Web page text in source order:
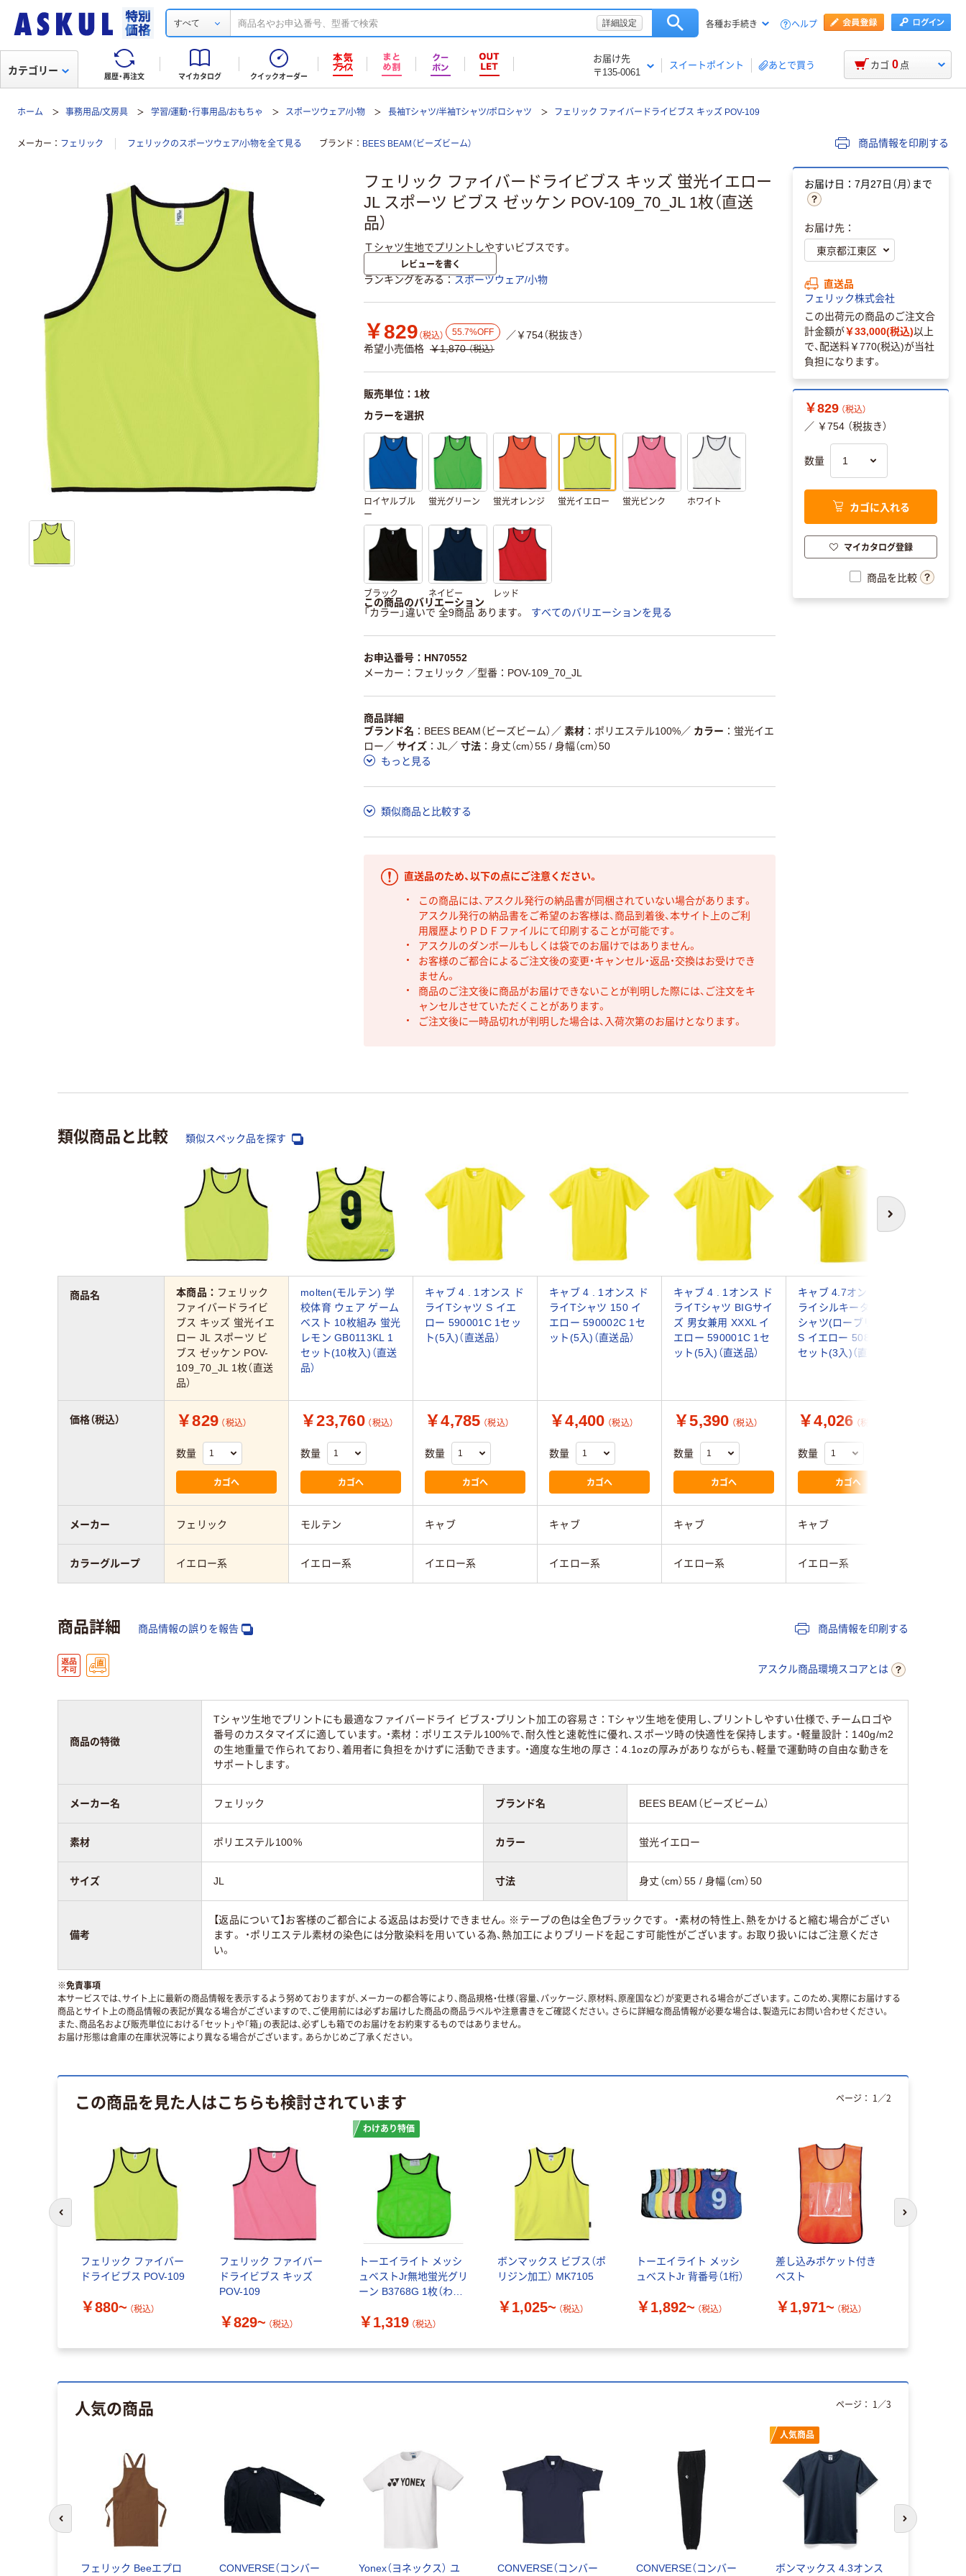
すべて 詳細設定 各種お手続き ヘルプ
履歴・再注文 マイカタログ クイックオーダー
お届け先
〒135-0061
スイートポイント あとで買う
カテゴリー カゴ 0 点
ホーム 事務用品/文房具 学習/運動・行事用品/おもちゃ スポーツウェア/小物 長袖Tシャツ/半袖Tシャツ/ポロシャツ フェリック ファイバードライビブス キッズ POV-109
メーカー フェリック フェリックのスポーツウェア/小物を全て見る ブランド BEES BEAM（ビーズビーム） 商品情報を印刷する
フェリック ファイバードライビブス キッズ 蛍光イエロー
JL スポーツ ビブス ゼッケン POV-109_70_JL 1枚（直送
品）
Ｔシャツ生地でプリントしやすいビブスです。
レビューを書く
ランキングをみる スポーツウェア/小物
￥829 （税込） 55.7%OFF
／￥754（税抜き）
希望小売価格 ￥1,870 （税込）
販売単位：1枚
カラーを選択
ロイヤルブル
ー
蛍光グリーン 蛍光オレンジ 蛍光イエロー 蛍光ピンク ホワイト
ブラック ネイビー レッド
この商品のバリエーション
「カラー」違いで 全9商品 あります。
すべてのバリエーションを見る
お申込番号：HN70552
メーカー：フェリック ／型番：POV-109_70_JL
商品詳細
ブランド名
BEES BEAM（ビーズビーム） ／ 素材 ポリエステル100%／ カラー
蛍光イエ
ロー ／ サイズ JL ／ 寸法
身丈（cm）55 / 身幅（cm）50
もっと見る
類似商品と比較する
直送品のため、以下の点にご注意ください。
この商品には、アスクル発行の納品書が同梱されていない場合があります。
アスクル発行の納品書をご希望のお客様は、商品到着後、本サイト上のご利
用履歴よりＰＤＦファイルにて印刷することが可能です。
アスクルのダンボールもしくは袋でのお届けではありません。
お客様のご都合によるご注文後の変更・キャンセル・返品・交換はお受けでき
ません。
商品のご注文後に商品がお届けできないことが判明した際には、ご注文をキ
ャンセルさせていただくことがあります。
ご注文後に一時品切れが判明した場合は、入荷次第のお届けとなります。
お届け日：7月27日（月）まで
お届け先：
直送品
フェリック株式会社
この出荷元の商品のご注文合
計金額が￥33,000(税込)以上
で、配送料￥770(税込)が当社
負担になります。
￥829 （税込）
／ ￥754 （税抜き）
数量
カゴに入れる
マイカタログ登録
商品を比較
類似商品と比較 類似スペック品を探す
次へ
本商品： フェリック
ファイバードライビ
ブス キッズ 蛍光イエ
ロー JL スポーツ ビ
ブス ゼッケン POV-
109_70_JL 1枚（直送
品）
molten(モルテン) 学
校体育 ウェア ゲーム
ベスト 10枚組み 蛍光
レモン GB0113KL 1
セット(10枚入)（直送
品）
キャブ 4 . 1オンス ド
ライTシャツ S イエ
ロー 590001C 1セッ
ト(5入)（直送品）
キャブ 4 . 1オンス ド
ライTシャツ 150 イ
エロー 590002C 1セ
ット(5入)（直送品）
キャブ 4 . 1オンス ド
ライTシャツ BIGサイ
ズ 男女兼用 XXXL イ
エロー 590001C 1セ
ット(5入)（直送品）
キャブ 4.7オンス ド
ライシルキータッチT
シャツ(ローブリード)
S イエロー 508801 1
セット(3入)（直送品）
￥829 （税込）
数量
カゴへ
￥23,760 （税込）
数量
カゴへ
￥4,785 （税込）
数量
カゴへ
￥4,400 （税込）
数量
カゴへ
￥5,390 （税込）
数量
カゴへ
￥4,026 （税込）
数量
カゴへ
フェリック モルテン キャブ キャブ キャブ キャブ
イエロー系 イエロー系 イエロー系 イエロー系 イエロー系 イエロー系
商品名
価格（税込）
メーカー
カラーグループ
商品詳細 商品情報の誤りを報告 商品情報を印刷する
アスクル商品環境スコアとは
商品の特徴
Tシャツ生地でプリントにも最適なファイバードライ ビブス・プリント加工の容易さ：Tシャツ生地を使用し、プリントしやすい仕様で、チームロゴや
番号のカスタマイズに適しています。・素材：ポリエステル100%で、耐久性と速乾性に優れ、スポーツ時の快適性を保持します。・軽量設計：140g/m2
の生地重量で作られており、着用者に負担をかけずに活動できます。・適度な生地の厚さ：4.1ozの厚みがありながらも、軽量で運動時の自由な動きを
サポートします。
メーカー名 フェリック ブランド名 BEES BEAM（ビーズビーム）
素材 ポリエステル100% カラー 蛍光イエロー
サイズ JL 寸法 身丈（cm）55 / 身幅（cm）50
備考
【返品について】お客様のご都合による返品はお受けできません。※テープの色は全色ブラックです。 ・素材の特性上、熱をかけると縮む場合がござい
ます。 ・ポリエステル素材の染色には分散染料を用いている為、熱加工によりブリードを起こす可能性がございます。お取り扱いにはご注意くださ
い。
※免責事項
本サービスでは、サイト上に最新の商品情報を表示するよう努めておりますが、メーカーの都合等により、商品規格・仕様（容量、パッケージ、原材料、原産国など）が変更される場合がございます。このため、実際にお届けする
商品とサイト上の商品情報の表記が異なる場合がございますので、ご使用前には必ずお届けした商品の商品ラベルや注意書きをご確認ください。さらに詳細な商品情報が必要な場合は、製造元にお問い合わせください。
また、商品名および販売単位における「セット」や「箱」の表記は、必ずしも箱でのお届けをお約束するものではありません。
お届け形態は倉庫の在庫状況等により異なる場合がございます。あらかじめご了承ください。
この商品を見た人はこちらも検討されています
フェリック ファイバー
ドライビブス POV-109
￥880~ （税込）
フェリック ファイバー
ドライビブス キッズ
POV-109
￥829~ （税込）
わけあり特価
トーエイライト メッシ
ュベストJr無地蛍光グリ
ーン B3768G 1枚（わけ
￥1,319 （税込）
ボンマックス ビブス（ポ
リジン加工） MK7105
￥1,025~ （税込）
トーエイライト メッシ
ュベストJr 背番号（1桁）
￥1,892~ （税込）
差し込みポケット付き
ベスト
￥1,971~ （税込）
ページ： 1 ／2
前のスライドへ 次のスライド
人気の商品
フェリック Beeエプロ CONVERSE（コンバー Yonex（ヨネックス） ユ CONVERSE（コンバー CONVERSE（コンバー
人気商品
ボンマックス 4.3オンス
ページ： 1 ／3
前のスライドへ 次のスライド